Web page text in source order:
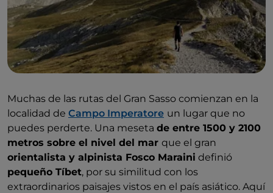
Muchas de las rutas del Gran Sasso comienzan en la
localidad de Campo Imperatore un lugar que no
puedes perderte. Una meseta de entre 1500 y 2100
metros sobre el nivel del mar que el gran
orientalista y alpinista Fosco Maraini definió
pequeño Tíbet, por su similitud con los
extraordinarios paisajes vistos en el país asiático. Aquí